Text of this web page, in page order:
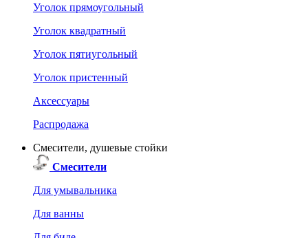
Уголок прямоугольный
Уголок квадратный
Уголок пятиугольный
Уголок пристенный
Аксессуары
Распродажа
Смесители, душевые стойки
Смесители
Для умывальника
Для ванны